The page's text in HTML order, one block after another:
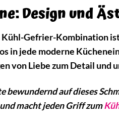
Design und
Kühl-Gefrier-Kombination
in jede moderne
von Liebe zum Detail
bewundernd auf dieses
macht jeden Griff zum